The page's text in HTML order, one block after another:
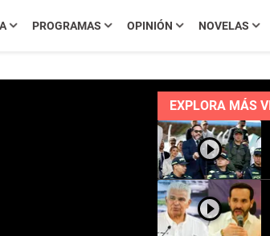
PROGRAMAS OPINIÓN NOVELAS
EXPLORA MÁS